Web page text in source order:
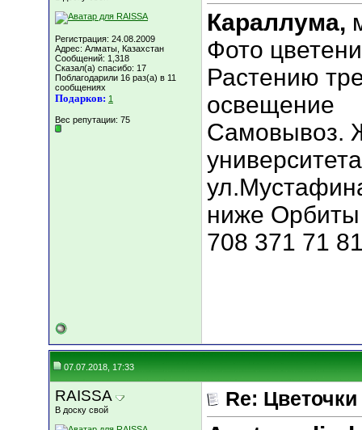
Регистрация: 24.08.2009
Адрес: Алматы, Казахстан
Сообщений: 1,318
Сказал(а) спасибо: 17
Поблагодарили 16 раз(а) в 11
сообщениях
Подарков: 1
Вес репутации: 75
Караллума,
Фото
Растению
освещение
Самовывоз.
ниже
708 371 71
07.07.2018, 17:33
RAISSA
В доску свой Re: